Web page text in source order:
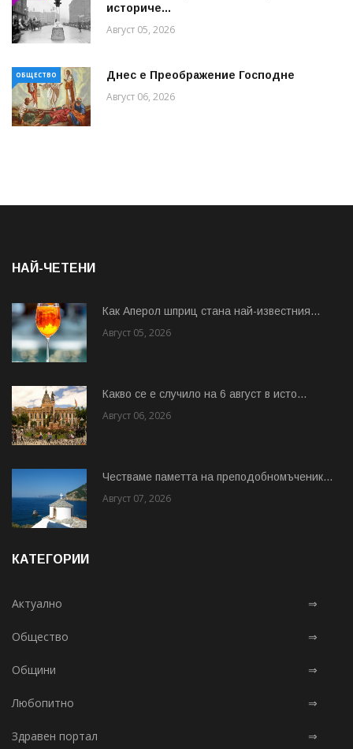
историче...
Август 05, 2026
ОБЩЕСТВО Днес е Преображение Господне
Август 06, 2026
НАЙ-ЧЕТЕНИ
Как Аперол шприц стана най-известния...
Август 05, 2026
Какво се е случило на 6 август в исто...
Август 06, 2026
Честваме паметта на преподобномъченик...
Август 07, 2026
КАТЕГОРИИ
Актуално ⇒
Общество ⇒
Общини ⇒
Любопитно ⇒
Здравен портал ⇒